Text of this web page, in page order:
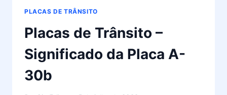
PLACAS DE TRÂNSITO
Placas de Trânsito –
Significado da Placa A-
30b